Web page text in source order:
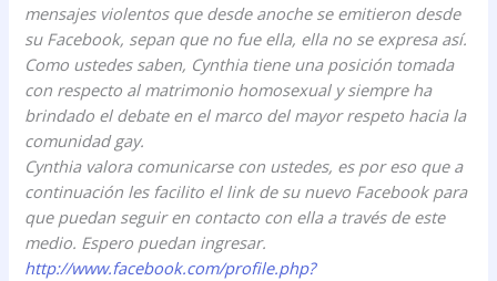
mensajes violentos que desde anoche se emitieron desde
su Facebook, sepan que no fue ella, ella no se expresa así.
Como ustedes saben, Cynthia tiene una posición tomada
con respecto al matrimonio homosexual y siempre ha
brindado el debate en el marco del mayor respeto hacia la
comunidad gay.
Cynthia valora comunicarse con ustedes, es por eso que a
continuación les facilito el link de su nuevo Facebook para
que puedan seguir en contacto con ella a través de este
medio. Espero puedan ingresar.
http://www.facebook.com/profile.php?